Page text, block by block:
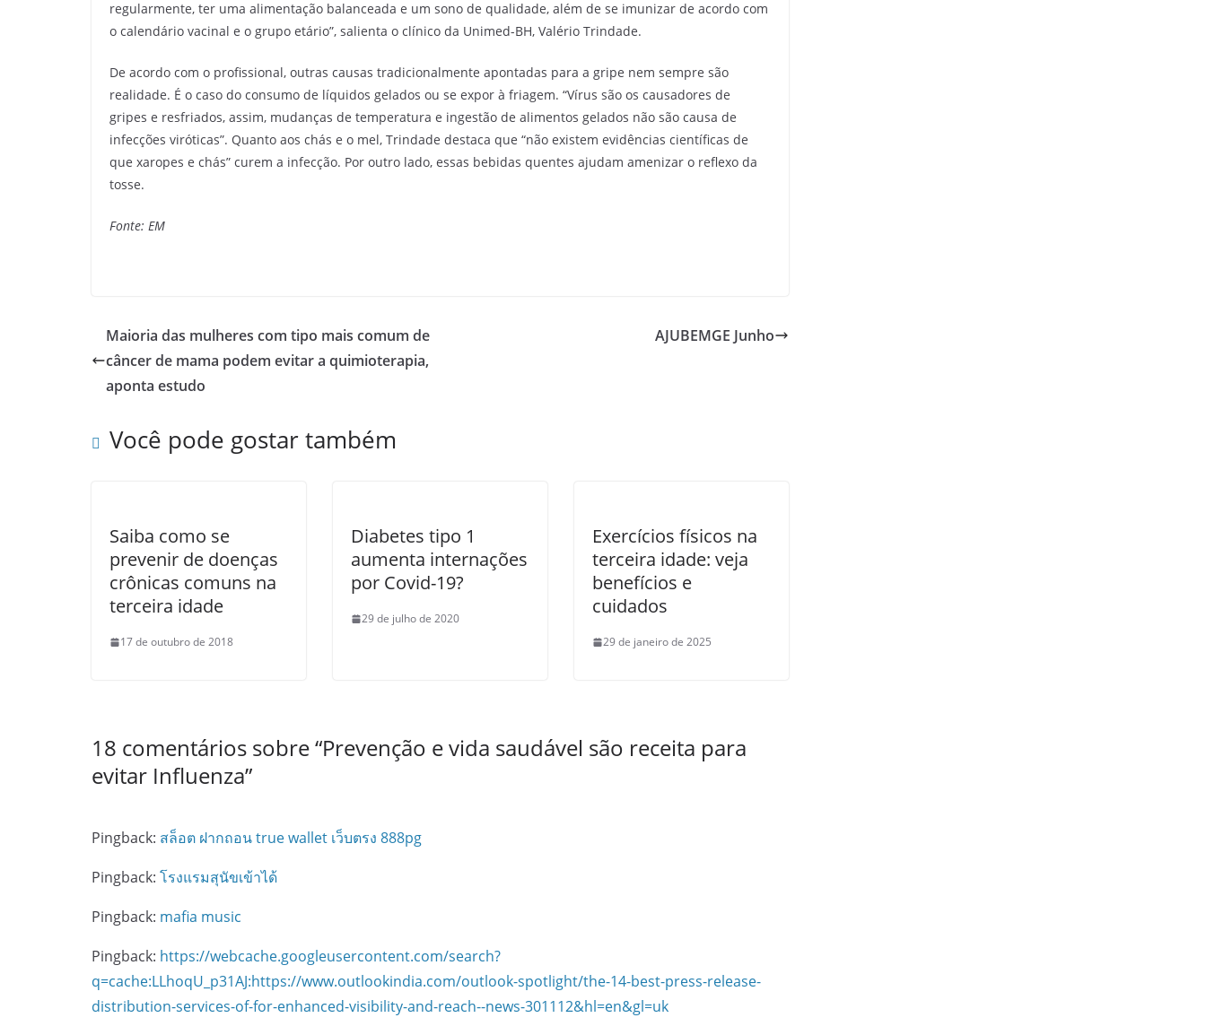
regularmente, ter uma alimentação balanceada e um sono de qualidade, além de se imunizar de acordo com
o calendário vacinal e o grupo etário”, salienta o clínico da Unimed-BH, Valério Trindade.
De acordo com o profissional, outras causas tradicionalmente apontadas para a gripe nem sempre são
realidade. É o caso do consumo de líquidos gelados ou se expor à friagem. “Vírus são os causadores de
gripes e resfriados, assim, mudanças de temperatura e ingestão de alimentos gelados não são causa de
infecções viróticas”. Quanto aos chás e o mel, Trindade destaca que “não existem evidências científicas de
que xaropes e chás” curem a infecção. Por outro lado, essas bebidas quentes ajudam amenizar o reflexo da
tosse.
Fonte: EM
Maioria das mulheres com tipo mais comum de
câncer de mama podem evitar a quimioterapia,
aponta estudo
AJUBEMGE Junho
Você pode gostar também
Saiba como se
prevenir de doenças
crônicas comuns na
terceira idade
17 de outubro de 2018
Diabetes tipo 1
aumenta internações
por Covid-19?
29 de julho de 2020
Exercícios físicos na
terceira idade: veja
benefícios e
cuidados
29 de janeiro de 2025
18 comentários sobre “Prevenção e vida saudável são receita para
evitar Influenza”
Pingback: สล็อต ฝากถอน true wallet เว็บตรง 888pg
Pingback: โรงแรมสุนัขเข้าได้
Pingback: mafia music
Pingback: https://webcache.googleusercontent.com/search?
q=cache:LLhoqU_p31AJ:https://www.outlookindia.com/outlook-spotlight/the-14-best-press-release-
distribution-services-of-for-enhanced-visibility-and-reach--news-301112&hl=en&gl=uk